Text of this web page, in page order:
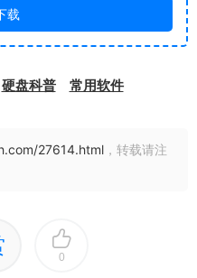
载
硬盘科普 常用软件
27614.html ，转载请注
0